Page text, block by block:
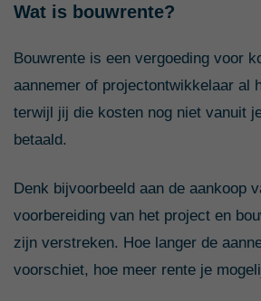
Wat is bouwrente?
Bouwrente is een vergoeding voor
aannemer of projectontwikkelaar al
terwijl jij die kosten nog niet vanuit
betaald.
Denk bijvoorbeeld aan de aankoop
voorbereiding van het project en
zijn verstreken. Hoe langer de
voorschiet, hoe meer rente je